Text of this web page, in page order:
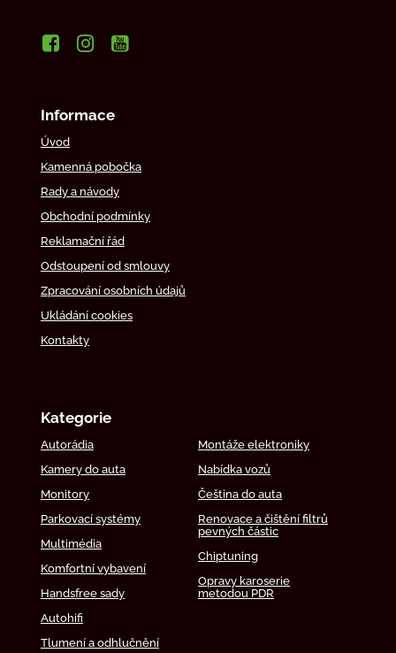
Informace
Úvod
Kamenná pobočka
Rady a návody
Obchodní podmínky
Reklamační řád
Odstoupení od smlouvy
Zpracování osobních údajů
Ukládání cookies
Kontakty
Kategorie
Autorádia
Kamery do auta
Monitory
Parkovací systémy
Multimédia
Komfortní vybavení
Handsfree sady
Autohifi
Tlumení a odhlučnění
Montáže elektroniky
Nabídka vozů
Čeština do auta
Renovace a čištění filtrů
pevných částic
Chiptuning
Opravy karoserie
metodou PDR